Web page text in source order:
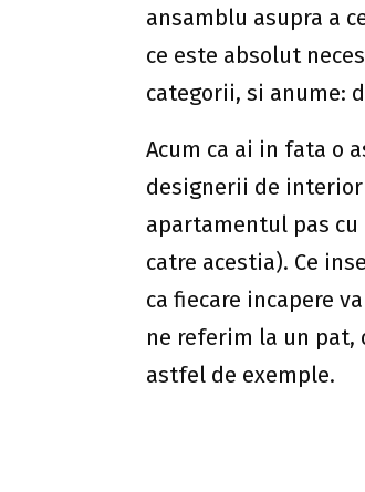
Restul obiectelor de
functie de
la un rezultat final,
deloc fortat, ci chiar
sa nu faci nici un fel
Cumpararea de
ales daca ai un ochi
stim exact la ce sa
imaginatie,